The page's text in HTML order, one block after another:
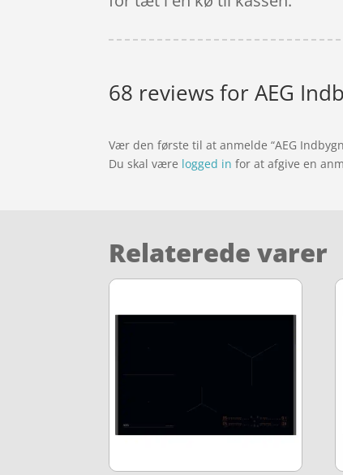
68 reviews forAEG
Vær den første til at anmelde “AEG
Du skal være logged in for at afgive en
Relaterede varer